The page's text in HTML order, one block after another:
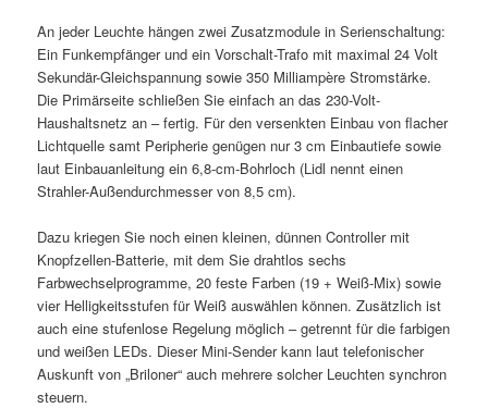
An jeder Leuchte hängen zwei Zusatzmodule in Serienschaltung:
Ein Funkempfänger und ein Vorschalt-Trafo mit maximal 24 Volt
Sekundär-Gleichspannung sowie 350 Milliampère Stromstärke.
Die Primärseite schließen Sie einfach an das 230-Volt-
Haushaltsnetz an – fertig. Für den versenkten Einbau von flacher
Lichtquelle samt Peripherie genügen nur 3 cm Einbautiefe sowie
laut Einbauanleitung ein 6,8-cm-Bohrloch (Lidl nennt einen
Strahler-Außendurchmesser von 8,5 cm).
Dazu kriegen Sie noch einen kleinen, dünnen Controller mit
Knopfzellen-Batterie, mit dem Sie drahtlos sechs
Farbwechselprogramme, 20 feste Farben (19 + Weiß-Mix) sowie
vier Helligkeitsstufen für Weiß auswählen können. Zusätzlich ist
auch eine stufenlose Regelung möglich – getrennt für die farbigen
und weißen LEDs. Dieser Mini-Sender kann laut telefonischer
Auskunft von „Briloner“ auch mehrere solcher Leuchten synchron
steuern.